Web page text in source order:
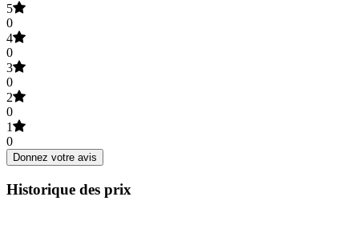
5
0
4
0
3
0
2
0
1
0
Donnez votre avis
Historique des prix